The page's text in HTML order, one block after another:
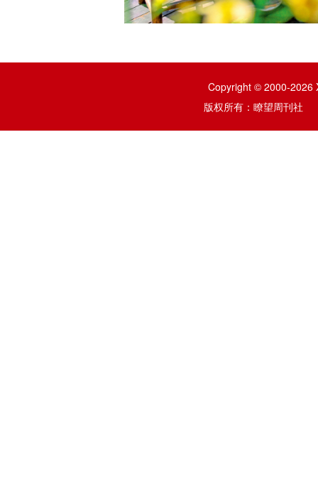
Copyright © 2000-2026
版权所有：瞭望周刊